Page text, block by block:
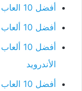
أفضل 10 العاب سباق وسرعة لهواتف الأندرويد
أفضل 10 ألعاب تعليمية لتنمية ذكاء الأطفال
أفضل
الأندرويد
أفضل 10 العاب رياضية لهواتف الأندرويد